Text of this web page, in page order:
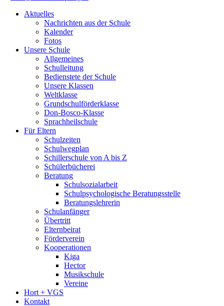
Aktuelles
Nachrichten aus der Schule
Kalender
Fotos
Unsere Schule
Allgemeines
Schulleitung
Bedienstete der Schule
Unsere Klassen
Weltklasse
Grundschulförderklasse
Don-Bosco-Klasse
Sprachheilschule
Für Eltern
Schulzeiten
Schulwegplan
Schillerschule von A bis Z
Schülerbücherei
Beratung
Schulsozialarbeit
Schulpsychologische Beratungsstelle
Beratungslehrerin
Schulanfänger
Übertritt
Elternbeirat
Förderverein
Kooperationen
Kiga
Hector
Musikschule
Vereine
Hort + VGS
Kontakt